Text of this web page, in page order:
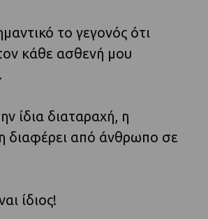
το γεγονός ότι
κάθε ασθενή μου
ίδια διαταραχή, η
διαφέρει από άνθρωπο σε
ίδιος!